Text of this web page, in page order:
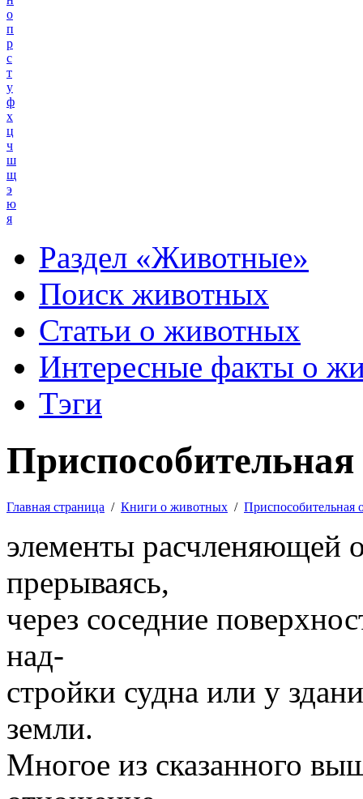
о
п
р
с
т
у
ф
х
ц
ч
ш
щ
э
ю
я
Раздел «Животные»
Поиск животных
Статьи о животных
Интересные факты о
Тэги
Главная страница / Книги о животных / Приспособительная
элементы расчленяющей
прерываясь,
через соседние
над-
стройки судна или у
земли.
Многое из сказанного